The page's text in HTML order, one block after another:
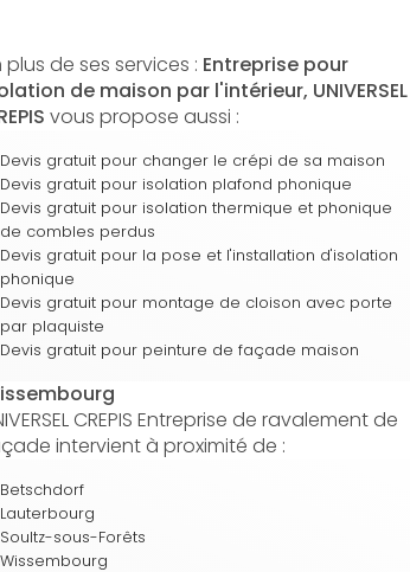
plus de ses services : Entreprise pour
de maison par l'intérieur, UNIVERSEL
vous propose aussi :
Devis gratuit pour changer le crépi de sa maison
Devis gratuit pour isolation plafond phonique
Devis gratuit pour isolation thermique et phonique
de combles perdus
Devis gratuit pour la pose et l'installation d'isolation
phonique
Devis gratuit pour montage de cloison avec porte
par plaquiste
Devis gratuit pour peinture de façade maison
CREPIS Entreprise de ravalement de
intervient à proximité de :
Betschdorf
Lauterbourg
Soultz-sous-Forêts
Wissembourg